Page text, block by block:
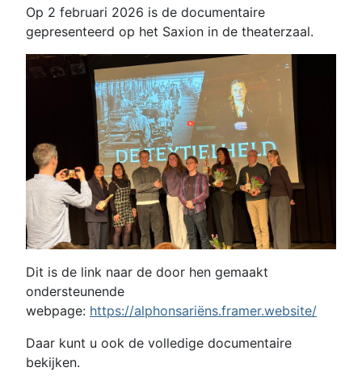
Op 2 februari 2026 is de documentaire
gepresenteerd op het Saxion in de theaterzaal.
Dit is de link naar de door hen gemaakt
ondersteunende
webpage: https://alphonsariëns.framer.website/
Daar kunt u ook de volledige documentaire
bekijken.